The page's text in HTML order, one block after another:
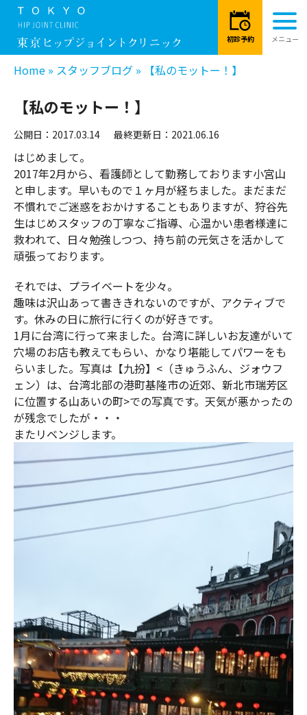
Home » スタッフブログ » 【私のモットー！】
【私のモットー！】
公開日：2017.03.14 最終更新日：2021.06.16
はじめまして。
2017年2月から、看護師として勤務しております小宮山
と申します。早いもので１ヶ月が経ちました。まだまだ
不慣れでご迷惑をおかけすることもありますが、狩谷先
生はじめスタッフの丁寧なご指導、心温かい患者様達に
救われて、日々勉強しつつ、持ち前の元気さを活かして
頑張っております。
それでは、プライベートを少々。
趣味は沢山あって書ききれないのですが、アクティブで
す。休みの日に旅行に行くのが好きです。
1月に台湾に行って来ました。台湾に詳しいお友達がいて
穴場のお店も教えてもらい、かなり堪能してパワーをも
らいました。写真は【九扮】<（きゅうふん、ジォウフ
ェン）は、台湾北部の港町基隆市の近郊、新北市瑞芳区
に位置する山あいの町>での写真です。天気が悪かったの
が残念でしたが・・・
またリベンジします。